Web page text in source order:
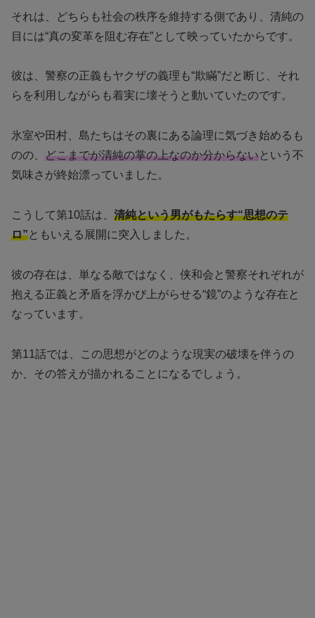
それは、どちらも社会の秩序を維持する側であり、清純の
目には“真の変革を阻む存在”として映っていたからです。
彼は、警察の正義もヤクザの義理も“欺瞞”だと断じ、それ
らを利用しながらも着実に壊そうと動いていたのです。
氷室や田村、島たちはその裏にある論理に気づき始めるも
のの、 どこまでが清純の掌の上なのか分からないという不
気味さが終始漂っていました。
こうして第10話は、 清純という男がもたらす“思想のテ
ロ”ともいえる展開に突入しました。
彼の存在は、単なる敵ではなく、侠和会と警察それぞれが
抱える正義と矛盾を浮かび上がらせる“鏡”のような存在と
なっています。
第11話では、この思想がどのような現実の破壊を伴うの
か、その答えが描かれることになるでしょう。